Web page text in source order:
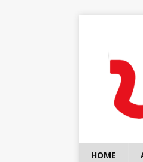
HOME